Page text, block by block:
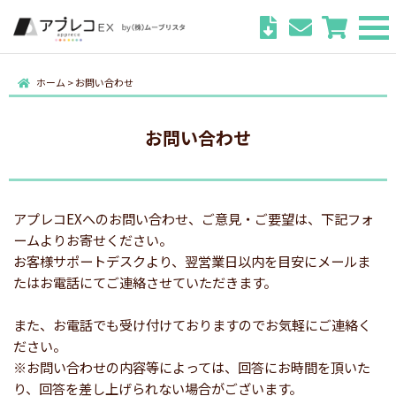
ホーム >お問い合わせ
お問い合わせ
アプレコEXへのお問い合わせ、ご意見・ご要望は、下記フォ
ームよりお寄せください。
お客様サポートデスクより、翌営業日以内を目安にメールま
たはお電話にてご連絡させていただきます。
また、お電話でも受け付けておりますのでお気軽にご連絡く
ださい。
※お問い合わせの内容等によっては、回答にお時間を頂いた
り、回答を差し上げられない場合がございます。